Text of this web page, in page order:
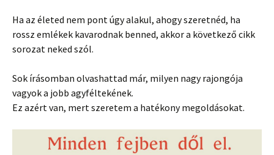
Ha az életed nem pont úgy alakul, ahogy szeretnéd, ha
rossz emlékek kavarodnak benned, akkor a következő cikk
sorozat neked szól.
Sok írásomban olvashattad már, milyen nagy rajongója
vagyok a jobb agyféltekének.
Ez azért van, mert szeretem a hatékony megoldásokat.